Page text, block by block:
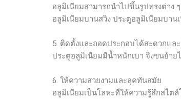
อลูมิเนียมสามารถนำไปขึ้นรูปทรงต่าง
อลูมิเนียมบานสวิง ประตูอลูมิเนียมบา
5. ติดตั้งและถอดประกอบได้สะดวกแล
ประตูอลูมิเนียมมีน้ำหนักเบา จึงขนย้า
6. ให้ความสวยงามและลุคทันสมัย
อลูมิเนียมเป็นโลหะที่ให้ความรู้สึกสไต